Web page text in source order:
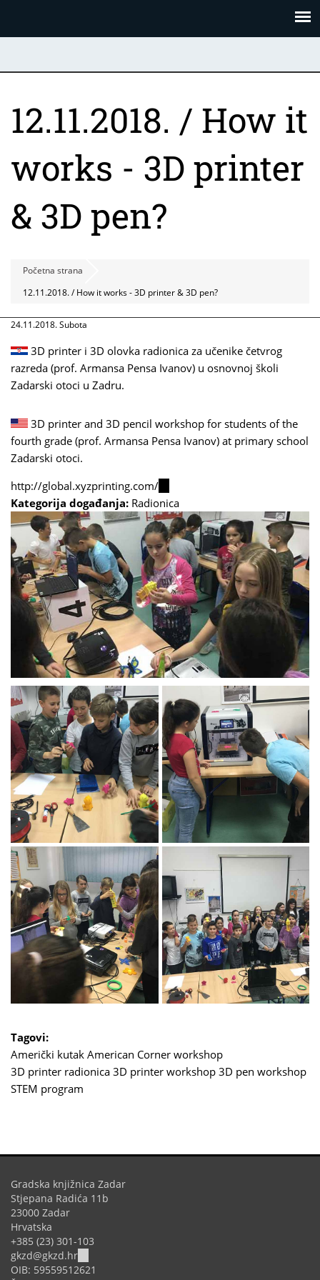
12.11.2018. / How it
works - 3D printer
& 3D pen?
Početna strana
12.11.2018. / How it works - 3D printer & 3D pen?
24.11.2018. Subota
3D printer i 3D olovka radionica za učenike četvrog
razreda (prof. Armansa Pensa Ivanov) u osnovnoj školi
Zadarski otoci u Zadru.
3D printer and 3D pencil workshop for students of the
fourth grade (prof. Armansa Pensa Ivanov) at primary school
Zadarski otoci.
http://global.xyzprinting.com/
is
external)
Kategorija događanja: Radionica
Tagovi:
Američki kutak American Corner workshop
3D printer radionica 3D printer workshop 3D pen workshop
STEM program
Gradska knjižnica Zadar
Stjepana Radića 11b
23000 Zadar
Hrvatska
+385 (23) 301-103
gkzd@gkzd.hr
sends
OIB: 59559512621